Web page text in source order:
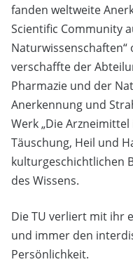
fanden weltweite
Scientific Community
Naturwissenschaften“
verschaffte der
Pharmazie und der
Anerkennung und
Werk „Die
Täuschung, Heil und
kulturgeschichtlichen
des Wissens.
Die TU verliert mit ihr
und immer den
Persönlichkeit.